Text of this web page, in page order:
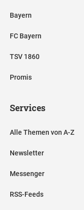
Bayern
FC Bayern
TSV 1860
Promis
Services
Alle Themen von A-Z
Newsletter
Messenger
RSS-Feeds